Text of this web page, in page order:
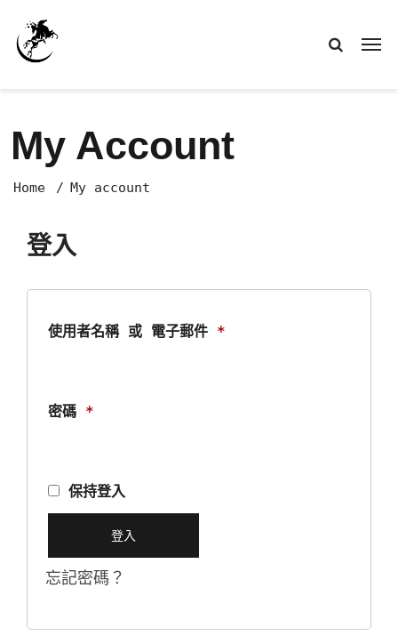
My Account
Home My account
登入
使用者名稱 或 電子郵件 *
密碼 *
保持登入
登入
忘記密碼？